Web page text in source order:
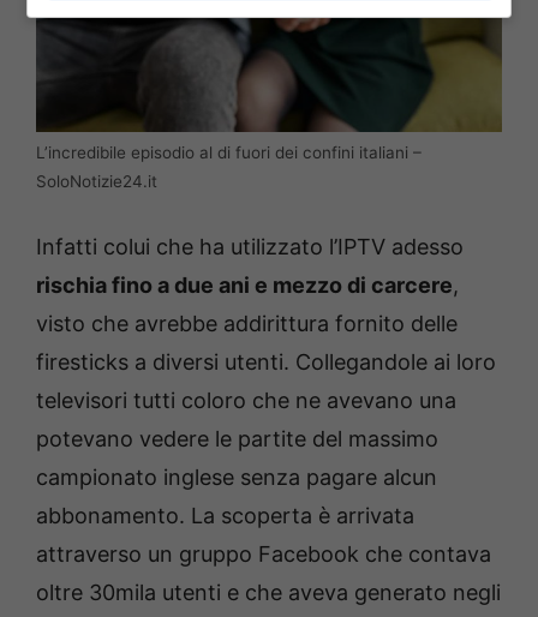
L’incredibile episodio al di fuori dei confini italiani –
SoloNotizie24.it
Infatti colui che ha utilizzato l’IPTV adesso
rischia fino a due ani e mezzo di carcere,
visto che avrebbe addirittura fornito delle
firesticks a diversi utenti. Collegandole ai loro
televisori tutti coloro che ne avevano una
potevano vedere le partite del massimo
campionato inglese senza pagare alcun
abbonamento. La scoperta è arrivata
attraverso un gruppo Facebook che contava
oltre 30mila utenti e che aveva generato negli